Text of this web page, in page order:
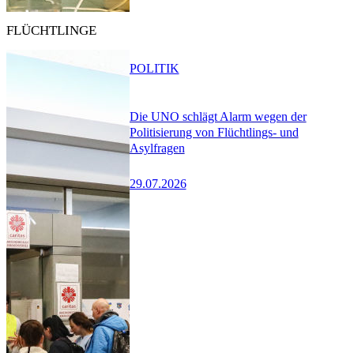
FLÜCHTLINGE
Die UNO schlägt Alarm wegen der
Politisierung von Flüchtlings- und
Asylfragen
29.07.2026
POLITIK